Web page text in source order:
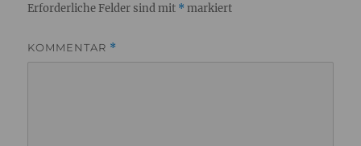
Erforderliche Felder sind mit * markiert
KOMMENTAR *